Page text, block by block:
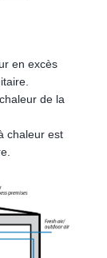
en excès
de la
chaleur est